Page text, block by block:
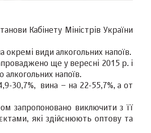
Кабінету Міністрів України
окремі види алкогольних напоїв.
ще у вересні 2015 р. і
алкогольних напоїв.
30,7%, вина – на 22-55,7%, а от
запропоновано виключити з її
які здійснюють оптову та